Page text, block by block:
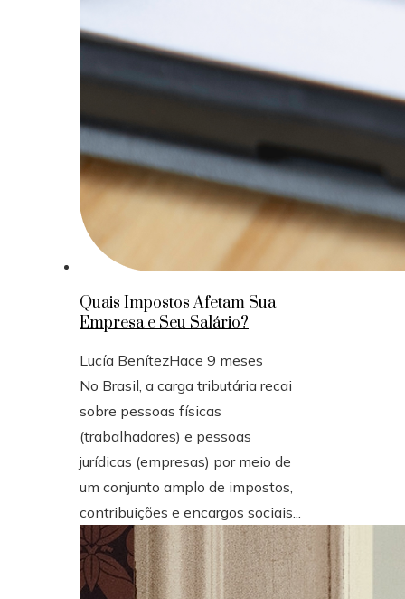
Quais Impostos Afetam Sua
Empresa e Seu Salário?
Lucía BenítezHace 9 meses
No Brasil, a carga tributária recai
sobre pessoas físicas
(trabalhadores) e pessoas
jurídicas (empresas) por meio de
um conjunto amplo de impostos,
contribuições e encargos sociais...